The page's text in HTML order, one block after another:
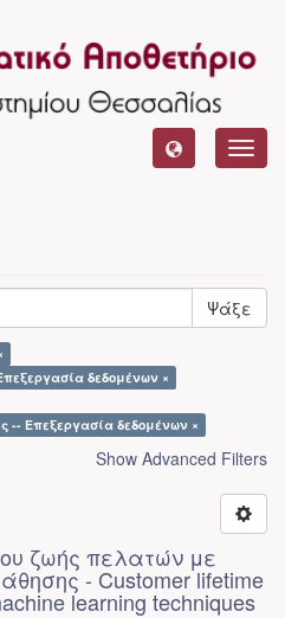
Ψάξε
δεδομένων ×
-- Επεξεργασία δεδομένων ×
Show Advanced Filters
ζωής πελατών με
- Customer lifetime
learning techniques